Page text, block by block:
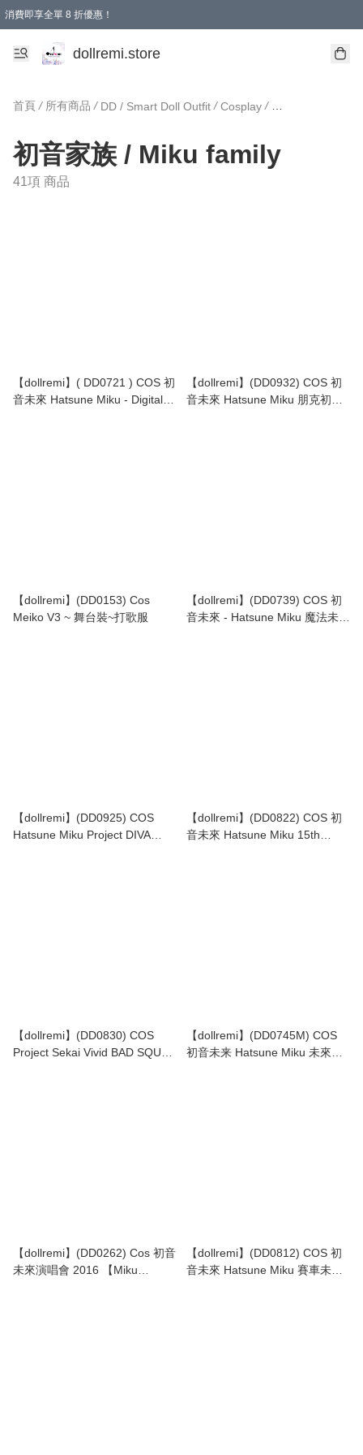
消費即享全單 8 折優惠！
購物滿 HKD 1500.00即享免運費優惠！（適用於 本地送貨、本地取貨、國際送貨 )
dollremi.store
首頁 / 所有商品 / DD / Smart Doll Outfit / Cosplay / 初音家族 / Miku
初音家族 / Miku family
41項 商品
【dollremi】( DD0721 ) COS 初
音未來 Hatsune Miku - Digital
【dollremi】(DD0932) COS 初
音未來 Hatsune Miku 朋克初音
【dollremi】(DD0153) Cos
Meiko V3 ~ 舞台裝~打歌服
【dollremi】(DD0739) COS 初
音未來 - Hatsune Miku 魔法未來
【dollremi】(DD0925) COS
Hatsune Miku Project DIVA
【dollremi】(DD0822) COS 初
音未來 Hatsune Miku 15th
【dollremi】(DD0830) COS
Project Sekai Vivid BAD SQUAD
【dollremi】(DD0745M) COS
初音未来 Hatsune Miku 未來有
【dollremi】(DD0262) Cos 初音
未來演唱會 2016 【Miku
【dollremi】(DD0812) COS 初
音未來 Hatsune Miku 賽車未來